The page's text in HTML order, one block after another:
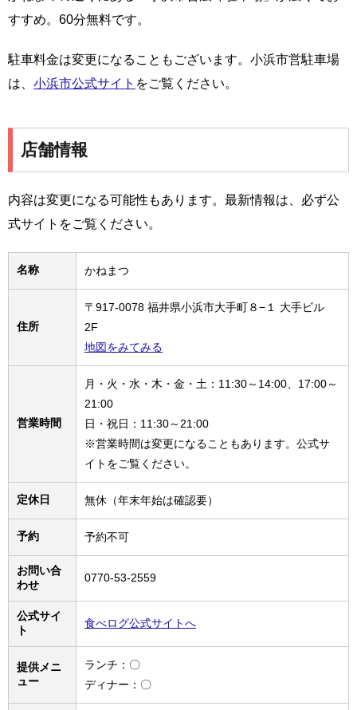
すすめ。60分無料です。
駐車料金は変更になることもございます。小浜市営駐車場
は、 小浜市公式サイト をご覧ください。
店舗情報
内容は変更になる可能性もあります。最新情報は、必ず公
式サイトをご覧ください。
名称 かねまつ
住所
〒917-0078 福井県小浜市大手町８−１ 大手ビル
2F
地図をみてみる
営業時間
月・火・水・木・金・土：11:30～14:00、17:00～
21:00
日・祝日：11:30～21:00
※営業時間は変更になることもあります。公式サ
イトをご覧ください。
定休日 無休（年末年始は確認要）
予約 予約不可
お問い合
わせ
0770-53-2559
公式サイ
ト
食べログ公式サイトへ
提供メニ
ュー
ランチ：〇
ディナー：〇